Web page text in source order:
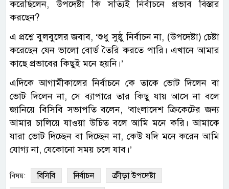
করেছিলেন, উপদেষ্টা কি সত্যিই নির্বাচনে প্রভাব বিস্তার
করছেন?
এ প্রশ্নে বুলবুলের জবাব, ‘শুধু সুষ্ঠু নির্বাচন না, (উপদেষ্টা) চেষ্টা
করেছেন যেন ভালো বোর্ড তৈরি করতে পারি। এখানে আমার
কাছে প্রভাবের কিছুই মনে হয়নি।’
এদিকে আগামীকালের নির্বাচনে কে তাকে ভোট দিলেন বা
ভোট দিলেন না, সে ব্যাপারে তার কিছু যায় আসে না বলে
জানিয়ে বিসিবি সভাপতি বলেন, ‘বাংলাদেশ ক্রিকেটের জন্য
আমার চালিয়ে যাওয়া উচিত বলে আমি মনে করি। আমাকে
যারা ভোট দিচ্ছেন বা দিচ্ছেন না, কেউ যদি মনে করেন আমি
যোগ্য না, যেকোনো সময় চলে যাব।’
বিষয়: বিসিবি নির্বাচন
ক্রীড়া উপদেষ্টা